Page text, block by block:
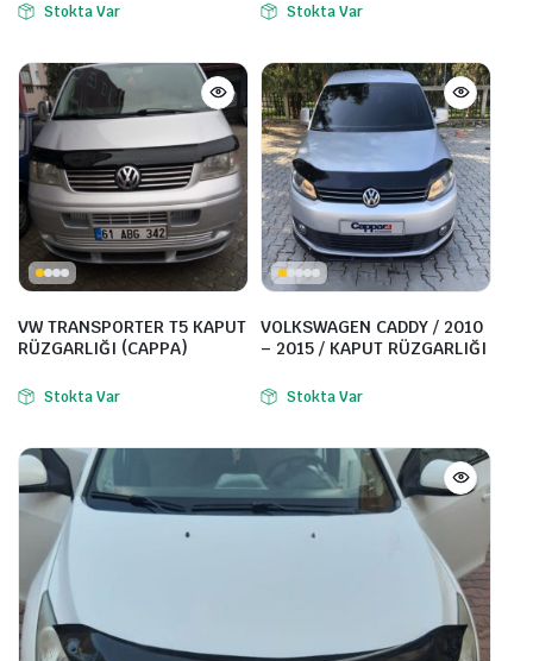
Stokta Var Stokta Var
VW TRANSPORTER T5 KAPUT
RÜZGARLIĞI (CAPPA)
Stokta Var
VOLKSWAGEN CADDY / 2010
– 2015 / KAPUT RÜZGARLIĞI
Stokta Var